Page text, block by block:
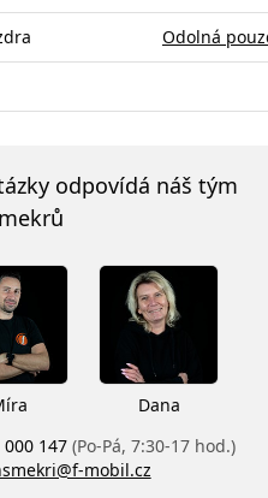
Odolná
odpovídá náš tým
Dana
000 147 (Po-Pá, 7:30-17 hod.)
mobil.cz